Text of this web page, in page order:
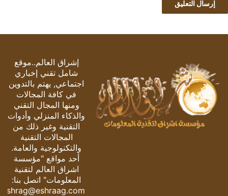
إشراق العالم..موقع
شامل تقني إخباري
اجتماعي, يهتم بالتدوين
في كافة المجالات
ومنها المجال التقني
والذكاء المنزلي وأدوات
التقنية وغير ذلك من
المجالات التقنية
والتكنولوجية والعامة.
أحد مواقع "مؤسسة
اشراق العالم لتقنية
المعلومات" اتصل بنا:
eshrag@eshraag.com